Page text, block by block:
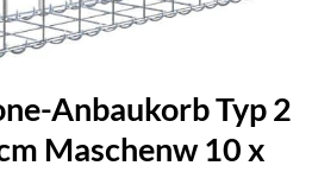
Anbaukorb Typ 2
Maschenw 10 x